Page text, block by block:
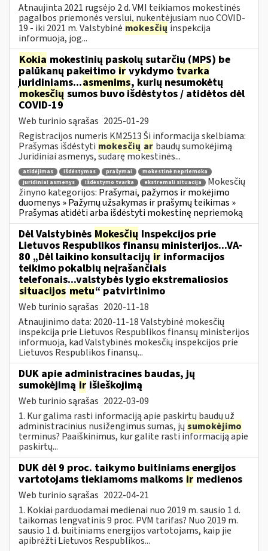
Atnaujinta 2021 rugsėjo 2 d. VMI teikiamos mokestinės
pagalbos priemonės verslui, nukentėjusiam nuo COVID-
19 - iki 2021 m. Valstybinė mokesčių inspekcija
informuoja, jog...
Kokia mokestinių paskolų sutarčių (MPS) be
palūkanų pakeitimo ir vykdymo tvarka
juridiniams...asmenims, kurių nesumokėtų
mokesčių sumos buvo išdėstytos / atidėtos dėl
COVID-19
Web turinio sąrašas 2025-01-29
Registracijos numeris KM2513 Ši informacija skelbiama:
Prašymas išdėstyti mokesčių ar baudų sumokėjimą
Juridiniai asmenys, sudarę mokestinės...
atidėjimas išdėstymas prašymai
mokestinė nepriemoka
juridiniai asmenys
išdėstymo tvarka ekstremali situacija
Mokesčių
žinyno kategorijos: Prašymai, pažymos ir mokėjimo
duomenys » Pažymų užsakymas ir prašymų teikimas »
Prašymas atidėti arba išdėstyti mokestinę nepriemoką
Dėl Valstybinės Mokesčių Inspekcijos prie
Lietuvos Respublikos finansų ministerijos...VA-
80 „Dėl laikino konsultacijų ir informacijos
teikimo pokalbių neįrašančiais
telefonais...valstybės lygio ekstremaliosios
situacijos metu“ patvirtinimo
Web turinio sąrašas 2020-11-18
Atnaujinimo data: 2020-11-18 Valstybinė mokesčių
inspekcija prie Lietuvos Respublikos finansų ministerijos
informuoja, kad Valstybinės mokesčių inspekcijos prie
Lietuvos Respublikos finansų...
DUK apie administracines baudas, jų
sumokėjimą ir išieškojimą
Web turinio sąrašas 2022-03-09
1. Kur galima rasti informaciją apie paskirtų baudų už
administracinius nusižengimus sumas, jų sumokėjimo
terminus? Paaiškinimus, kur galite rasti informaciją apie
paskirtų...
DUK dėl 9 proc. taikymo buitiniams energijos
vartotojams tiekiamoms malkoms ir medienos
Web turinio sąrašas 2022-04-21
1. Kokiai parduodamai medienai nuo 2019 m. sausio 1 d.
taikomas lengvatinis 9 proc. PVM tarifas? Nuo 2019 m.
sausio 1 d. buitiniams energijos vartotojams, kaip jie
apibrėžti Lietuvos Respublikos...